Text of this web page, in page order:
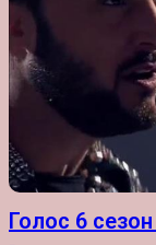
Голос 6